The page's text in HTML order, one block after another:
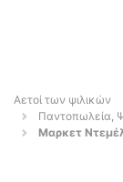
Αετοί των ψιλικών
Παντοπωλεία,
Μαρκετ